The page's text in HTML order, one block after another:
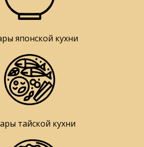
японской кухни
тайской кухни